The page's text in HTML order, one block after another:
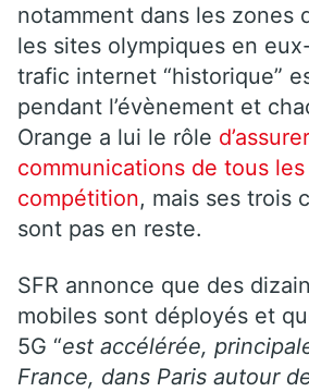
notamment dans les zones
les sites olympiques en
trafic internet “historique”
pendant l’évènement et
Orange a lui le rôle
communications de tous
compétition, mais ses trois
sont pas en reste.
SFR annonce que des
mobiles sont déployés et
5G “est accélérée,
France, dans Paris autour